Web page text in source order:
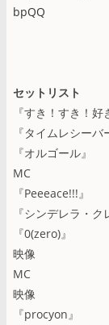
bpQQ
セットリスト
『すき！すき！好
『タイムレシーバ
『オルゴール』
MC
『Peeeace!!!』
『シンデレラ・ク
『0(zero)』
映像
MC
映像
『procyon』